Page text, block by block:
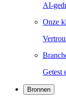
AI-
Onze
Getest
Bronnen